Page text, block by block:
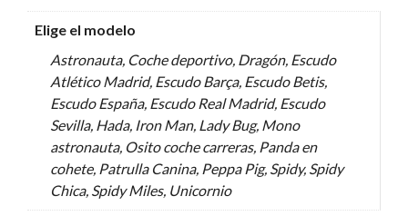
Elige el modelo
Astronauta, Coche deportivo, Dragón, Escudo
Atlético Madrid, Escudo Barça, Escudo Betis,
Escudo España, Escudo Real Madrid, Escudo
Sevilla, Hada, Iron Man, Lady Bug, Mono
astronauta, Osito coche carreras, Panda en
cohete, Patrulla Canina, Peppa Pig, Spidy, Spidy
Chica, Spidy Miles, Unicornio